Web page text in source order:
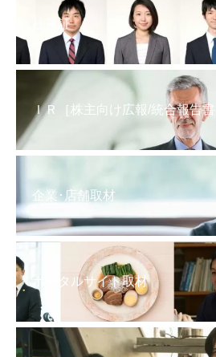
社員証
ＩＲ［株主向け広報/統合報告
企業･店舗取材
ポータルサイト取材